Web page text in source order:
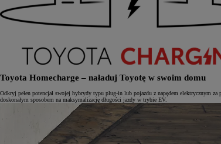
Toyota Homecharge – naładuj Toyotę w swoim domu
Odkryj pełen potencjał swojej hybrydy typu plug-in lub pojazdu z napędem elektrycznym
doskonałym sposobem na maksymalizację długości jazdy w trybie EV.